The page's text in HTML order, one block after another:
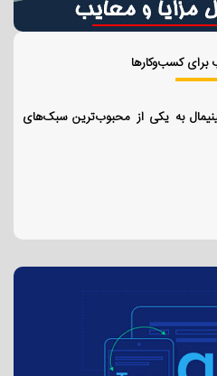
برای کسب‌وکارها
به یکی از محبوب‌ترین سبک‌های